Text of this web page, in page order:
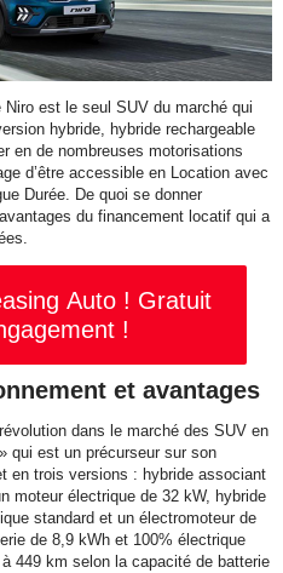
est le seul SUV du marché qui
hybride, hybride rechargeable
en de nombreuses motorisations
d’être accessible en Location avec
Durée. De quoi se donner
du financement locatif qui a
Auto ! Gratuit
!
et avantages
dans le marché des SUV en
qui est un précurseur sur son
en trois versions : hybride associant
moteur électrique de 32 kW, hybride
standard et un électromoteur de
de 8,9 kWh et 100% électrique
449 km selon la capacité de batterie